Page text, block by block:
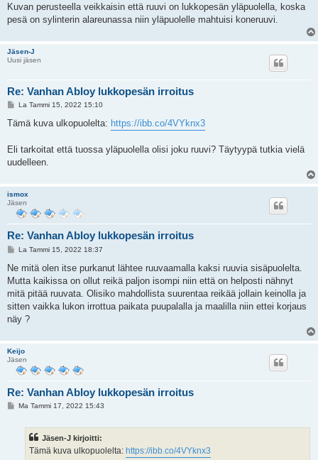
Kuvan perusteella veikkaisin että ruuvi on lukkopesän yläpuolella, koska
pesä on sylinterin alareunassa niin yläpuolelle mahtuisi koneruuvi.
Jäsen-J
Uusi jäsen
Re: Vanhan Abloy lukkopesän irroitus
V
e
i
La Tammi 15, 2022 15:10
Tämä kuva ulkopuolelta: https://ibb.co/4VYknx3
Eli tarkoitat että tuossa yläpuolella olisi joku ruuvi? Täytyypä tutkia vielä
uudelleen.
ismox
Jäsen
Re: Vanhan Abloy lukkopesän irroitus
V
e
t
i
La Tammi 15, 2022 18:37
Ne mitä olen itse purkanut lähtee ruuvaamalla kaksi ruuvia sisäpuolelta.
Mutta kaikissa on ollut reikä paljon isompi niin että on helposti nähnyt
mitä pitää ruuvata. Olisiko mahdollista suurentaa reikää jollain keinolla ja
sitten vaikka lukon irrottua paikata puupalalla ja maalilla niin ettei korjaus
näy ?
Keijo
Jäsen
Re: Vanhan Abloy lukkopesän irroitus
VMa Tammi 17, 2022 15:43
Jäsen-J kirjoitti:
Tämä kuva ulkopuolelta: https://ibb.co/4VYknx3